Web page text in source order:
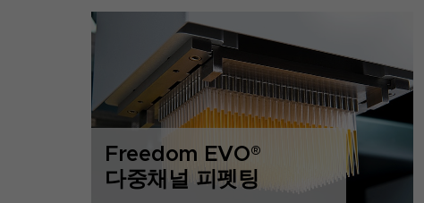
Freedom EVO®
다중채널 피펫팅